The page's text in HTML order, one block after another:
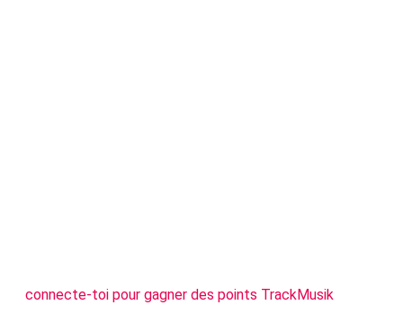
connecte-toi pour gagner des points TrackMusik